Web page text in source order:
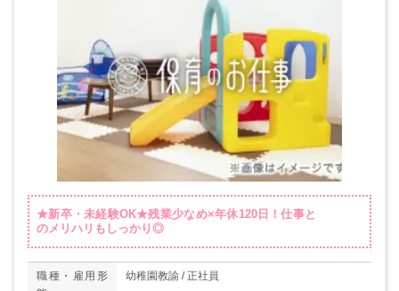
★新卒・未経験OK★残業少なめ×年休120日！仕事と
のメリハリもしっかり◎
職種・雇用形
幼稚園教諭 / 正社員